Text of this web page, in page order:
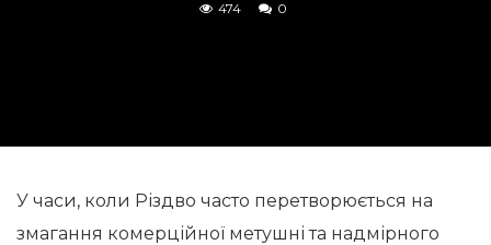
474 0
У часи, коли Різдво часто перетворюється на
змагання комерційної метушні та надмірного